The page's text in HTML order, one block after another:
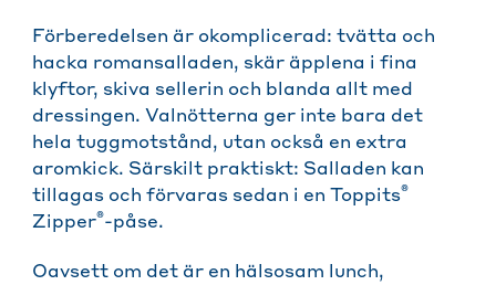
Förberedelsen är okomplicerad: tvätta och
hacka romansalladen, skär äpplena i fina
klyftor, skiva sellerin och blanda allt med
dressingen. Valnötterna ger inte bara det
hela tuggmotstånd, utan också en extra
aromkick. Särskilt praktiskt: Salladen kan
tillagas och förvaras sedan i en Toppits®
Zipper®-påse.
Oavsett om det är en hälsosam lunch,